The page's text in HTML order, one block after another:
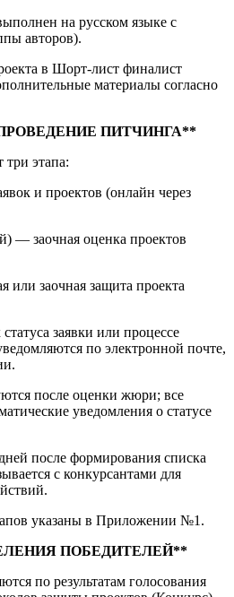
на русском языке с
авторов).
в Шорт-лист финалист
материалы согласно
ПИТЧИНГА**
три этапа:
и проектов (онлайн через
— заочная оценка проектов
или заочная защита проекта
заявки или процессе
по электронной почте,
после оценки жюри; все
уведомления о статусе
после формирования списка
с конкурсантами для
указаны в Приложении №1.
ПОБЕДИТЕЛЕЙ**
по результатам голосования